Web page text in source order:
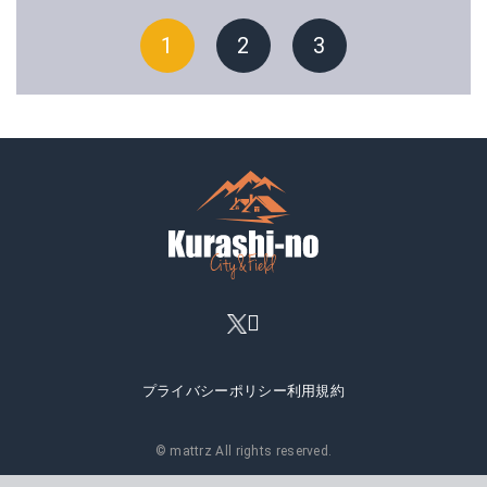
1 2 3
プライバシーポリシー利用規約
© mattrz All rights reserved.